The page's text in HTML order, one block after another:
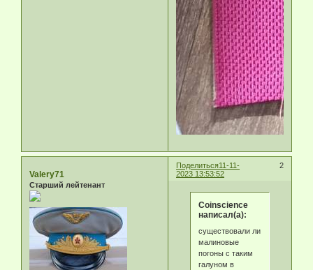
Поделиться 2
11-11-
2023 13:53:52
Valery71
Старший лейтенант
Coinscience
написал(а):
существовали ли
малиновые
погоны с таким
галуном в